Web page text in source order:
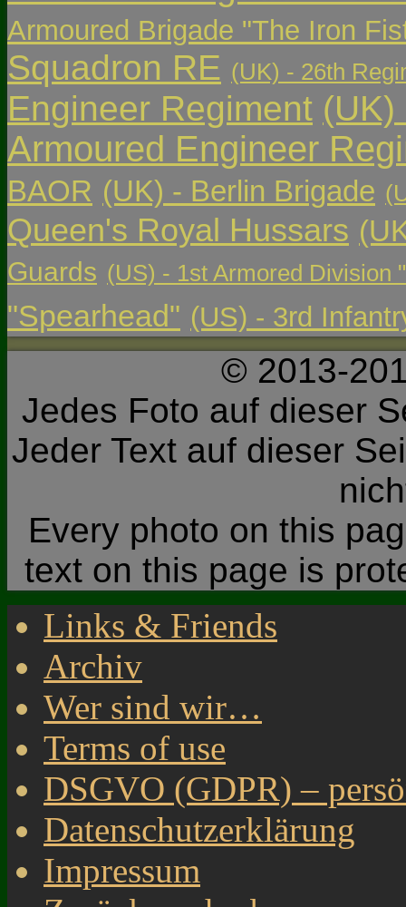
Armoured Brigade "The Iron
Squadron RE (UK) - 26th
Engineer Regiment
Armoured Engineer
BAOR (UK) - Berlin Brigade
Queen's Royal Hussars
Guards (US) - 1st Armored Division
"Spearhead" (US) - 3rd
© 2013-
Jedes Foto auf dieser
Jeder Text auf dieser
Every photo on this
text on this page is
Links & Friends
Archiv
Wer sind wir…
Terms of use
DSGVO (GDPR) –
Datenschutzerklärung
Impressum